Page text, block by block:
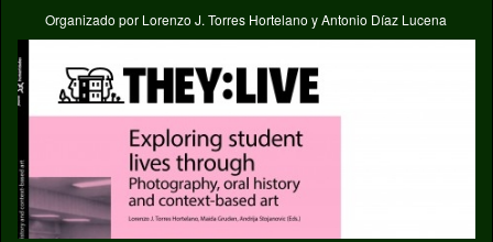
Organizado por Lorenzo J. Torres Hortelano y Antonio Díaz Lucena